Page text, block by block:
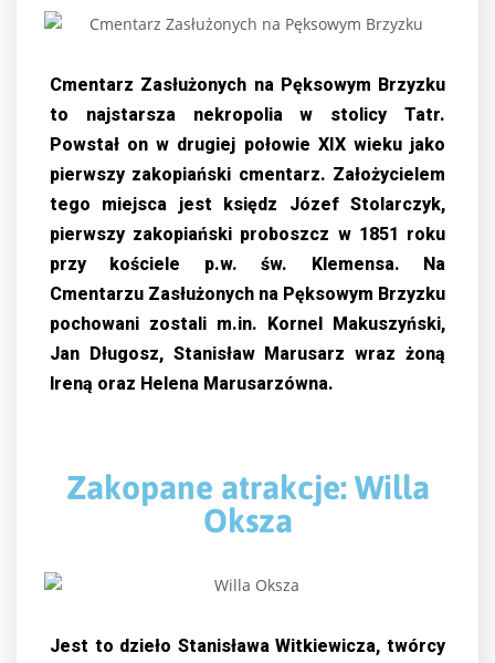
Cmentarz Zasłużonych na Pęksowym Brzyzku
to najstarsza nekropolia w stolicy Tatr.
Powstał on w drugiej połowie XIX wieku jako
pierwszy zakopiański cmentarz. Założycielem
tego miejsca jest księdz Józef Stolarczyk,
pierwszy zakopiański proboszcz w 1851 roku
przy kościele p.w. św. Klemensa. Na
Cmentarzu Zasłużonych na Pęksowym Brzyzku
pochowani zostali m.in. Kornel Makuszyński,
Jan Długosz, Stanisław Marusarz wraz żoną
lreną oraz Helena Marusarzówna.
Zakopane atrakcje: Willa
Oksza
Jest to dzieło Stanisława Witkiewicza, twórcy